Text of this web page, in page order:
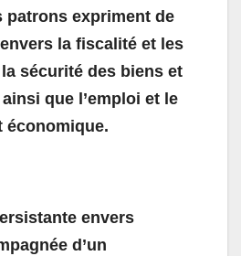
patrons expriment de
la fiscalité et les
sécurité des biens et
que l’emploi et le
économique.
envers
d’un